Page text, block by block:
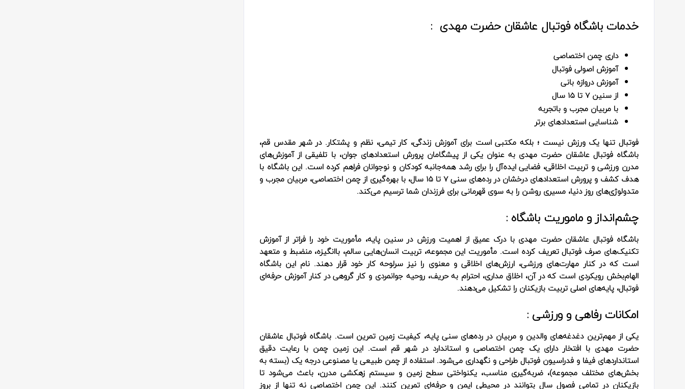
خدمات باشگاه فوتبال عاشقان حضرت مهدی :
داری چمن اختصاصی
آموزش اصولی فوتبال
آموزش دروازه‌ بانی
از سنین ۷ تا ۱۵ سال
با مربیان مجرب و باتجربه
شناسایی استعدادهای برتر
فوتبال تنها یک ورزش نیست ؛ بلکه مکتبی است برای آموزش زندگی، کار تیمی، نظم و پشتکار. در شهر مقدس قم،
باشگاه فوتبال عاشقان حضرت مهدی به عنوان یکی از پیشگامان پرورش استعدادهای جوان، با تلفیقی از آموزش‌های
مدرن ورزشی و تربیت اخلاقی، فضایی ایده‌آل را برای رشد همه‌جانبه کودکان و نوجوانان فراهم کرده است. این باشگاه با
هدف کشف و پرورش استعدادهای درخشان در رده‌های سنی ۷ تا ۱۵ سال، با بهره‌گیری از چمن اختصاصی، مربیان مجرب و
متدولوژی‌های روز دنیا، مسیری روشن را به سوی قهرمانی برای فرزندان شما ترسیم می‌کند.
چشم‌انداز و ماموریت باشگاه :
باشگاه فوتبال عاشقان حضرت مهدی با درک عمیق از اهمیت ورزش در سنین پایه، مأموریت خود را فراتر از آموزش
تکنیک‌های صرف فوتبال تعریف کرده است. مأموریت این مجموعه، تربیت انسان‌هایی سالم، باانگیزه، منضبط و متعهد
است که در کنار مهارت‌های ورزشی، ارزش‌های اخلاقی و معنوی را نیز سرلوحه کار خود قرار دهند. نام این باشگاه
الهام‌بخش رویکردی است که در آن، اخلاق مداری، احترام به حریف، روحیه جوانمردی و کار گروهی در کنار آموزش حرفه‌ای
فوتبال، پایه‌های اصلی تربیت بازیکنان را تشکیل می‌دهند.
امکانات رفاهی و ورزشی :
یکی از مهم‌ترین دغدغه‌های والدین و مربیان در رده‌های سنی پایه، کیفیت زمین تمرین است. باشگاه فوتبال عاشقان
حضرت مهدی با افتخار دارای یک چمن اختصاصی و استاندارد در شهر قم است. این زمین چمن با رعایت دقیق
استانداردهای فیفا و فدراسیون فوتبال طراحی و نگهداری می‌شود. استفاده از چمن طبیعی یا مصنوعی درجه یک (بسته به
بخش‌های مختلف مجموعه)، ضربه‌گیری مناسب، یکنواختی سطح زمین و سیستم زهکشی مدرن، باعث می‌شود تا
بازیکنان در تمامی فصول سال بتوانند در محیطی ایمن و حرفه‌ای تمرین کنند. این چمن اختصاصی نه تنها از بروز